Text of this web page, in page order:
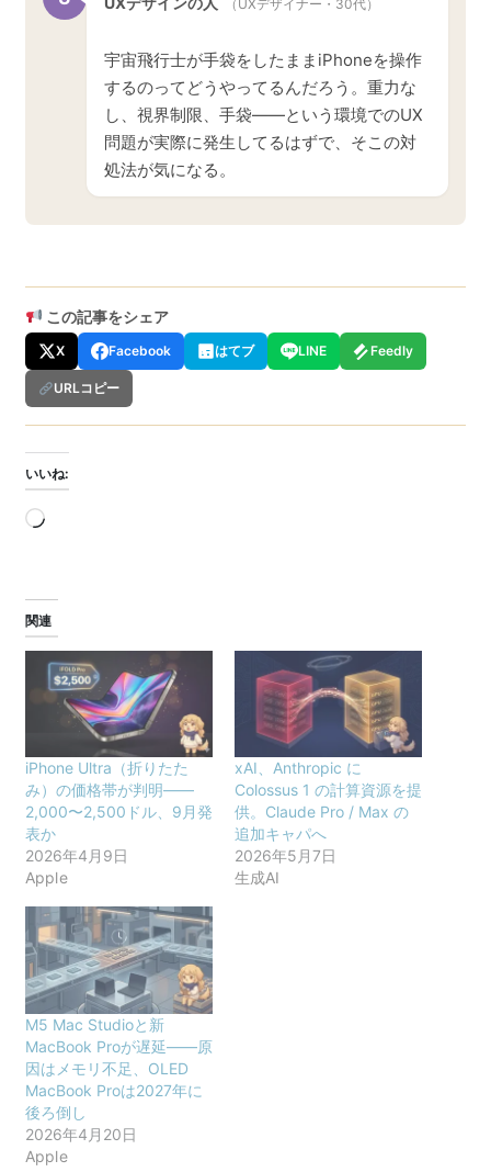
（UXデザイナー・30代）
宇宙飛行士が手袋をしたままiPhoneを操作
するのってどうやってるんだろう。重力な
し、視界制限、手袋——という環境でのUX
問題が実際に発生してるはずで、そこの対
処法が気になる。
この記事をシェア
X Facebook はてブ LINE Feedly
URLコピー
いいね:
読
み
中…
関連
iPhone Ultra（折りたた
み）の価格帯が判明——
2,000〜2,500ドル、9月発
表か
2026年4月9日
Apple
xAI、Anthropic に
Colossus 1 の計算資源を提
供。Claude Pro / Max の
追加キャパへ
2026年5月7日
生成AI
M5 Mac Studioと新
MacBook Proが遅延——原
因はメモリ不足、OLED
MacBook Proは2027年に
後ろ倒し
2026年4月20日
Apple